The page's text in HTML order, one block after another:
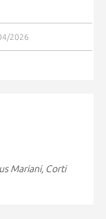
2026
Mariani, Corti